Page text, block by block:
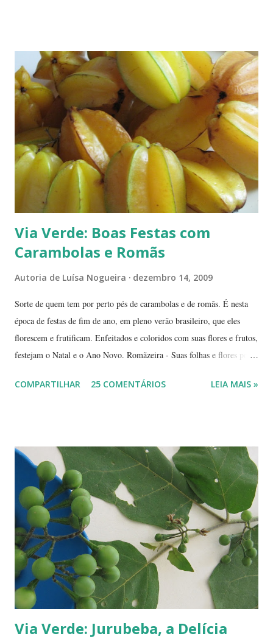
coquinho, morango, amora - estou citando as que amo, claro. Em
Paris pode-se encontrar a reine-claude em quase todos os lugares, dos
supermercados às feiras livres. Foi em uma dessas feiras que a
conheci. Compramos muitas. Quando a experimentei... Ah! Como é
de-li-ci-o-sa! Comecei a degustá-las e só parei porque me contaram
uma 'historinha': a de um brasileiro que, a...
Via Verde: Boas Festas com
Carambolas e Romãs
Autoria de Luísa Nogueira dezembro 14, 2009
Sorte de quem tem por perto pés de carambolas e de romãs. É nesta
época de festas de fim de ano, em pleno verão brasileiro, que eles
florescem e frutificam. Enfeitados e coloridos com suas flores e frutos,
festejam o Natal e o Ano Novo. Romãzeira - Suas folhas e flores por
por tons mesclados de rosa, amarelo e laranja. No meio das flores
jóias preciosas, estão presentes na ceia de réveillon. Sim, eles nos
remetem a alegres brincadeiras - por muitos levadas a sério: São
guardados em carteiras, deixados sob os pratos e por aí vai ... E,
dizem, é um sinal de boa sorte para o ano que começa. Caramboleira -
Quer um Natal bem brasileiro? Use a imaginação, enfeitando su...
COMPARTILHAR 25 COMENTÁRIOS LEIA MAIS »
Via Verde: Jurubeba, a Delícia